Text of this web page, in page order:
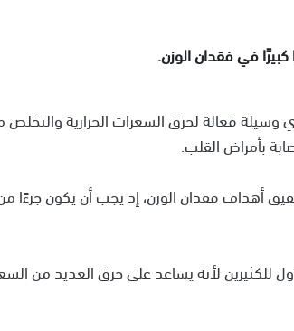
في فقدان الوزن.
وسيلة فعالة لحرق السعرات الحرارية
بأمراض القلب.
أهداف فقدان الوزن، إذ يجب أن يكون جزءًا
للكثيرين لأنه يساعد على حرق العديد من